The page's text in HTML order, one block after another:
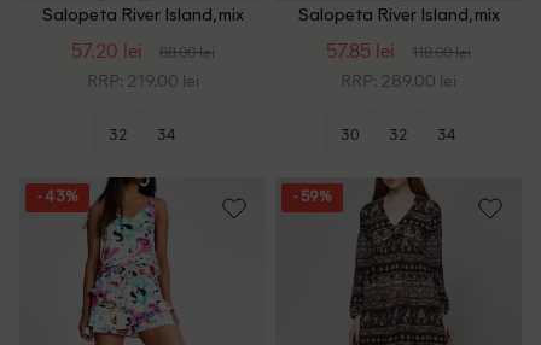
Salopeta River Island, mix
57.20 lei 88.00 lei
RRP: 219.00 lei
32 34
Salopeta River Island, mix
57.85 lei 118.00 lei
RRP: 289.00 lei
30 32 34
- 43% - 59%